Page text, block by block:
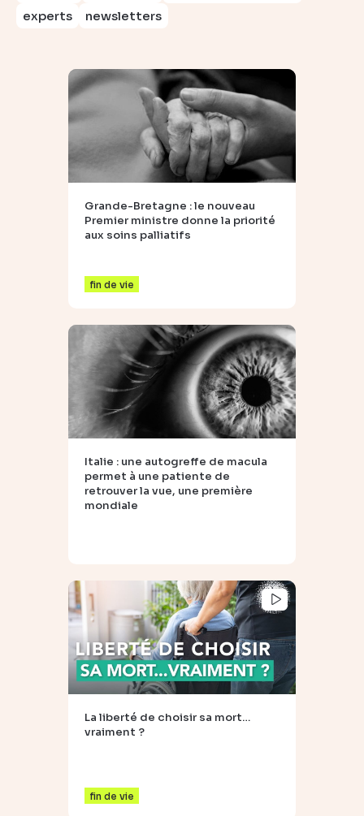
experts
newsletters
Grande-Bretagne : le nouveau
Premier ministre donne la priorité
aux soins palliatifs
fin de vie
Italie : une autogreffe de macula
permet à une patiente de
retrouver la vue, une première
mondiale
La liberté de choisir sa mort…
vraiment ?
fin de vie